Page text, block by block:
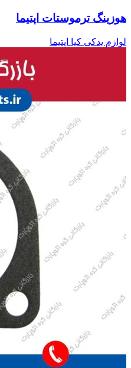
هوزینگ ترموستات اپتیما
لوازم یدکی کیا اپتیما